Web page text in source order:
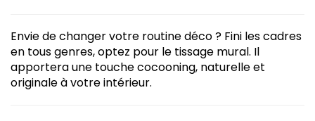
Envie de changer votre routine déco ? Fini les cadres
en tous genres, optez pour le tissage mural. Il
apportera une touche cocooning, naturelle et
originale à votre intérieur.